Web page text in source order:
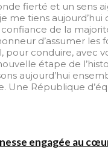
fierté et un sens
me tiens aujourd’hui
de la
d’assumer les
pour conduire, avec
étape de
aujourd’hui
Une République
engagée au